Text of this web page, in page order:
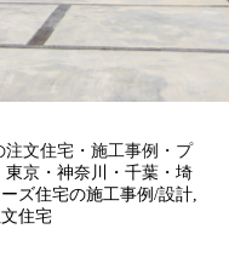
文住宅・施工事例・プ
東京・神奈川・千葉・埼
ズ住宅の施工事例/設計,
住宅